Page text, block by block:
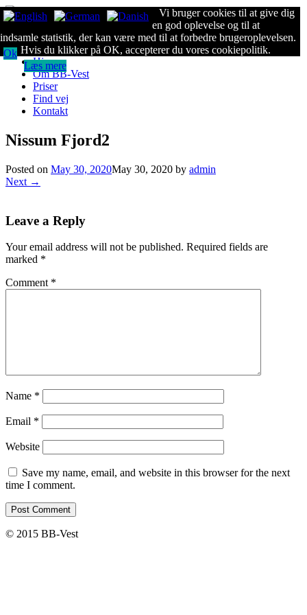
Kontakt os: +45 26 65 11 37
Hjem
Om BB-Vest
Priser
Find vej
Kontakt
Nissum Fjord2
Posted on May 30, 2020May 30, 2020 by admin
Next →
Leave a Reply
Your email address will not be published. Required fields are
marked *
Comment *
Name *
Email *
Website
Save my name, email, and website in this browser for the next
time I comment.
© 2015 BB-Vest
Vi bruger cookies til at give dig
en god oplevelse og til at
indsamle statistik, der kan være med til at forbedre brugeroplevelsen.
Hvis du klikker på OK, accepterer du vores cookiepolitik.
Ok
Læs mere